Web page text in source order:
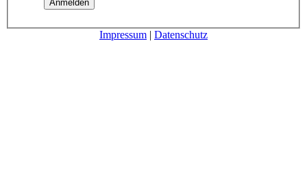
Impressum | Datenschutz